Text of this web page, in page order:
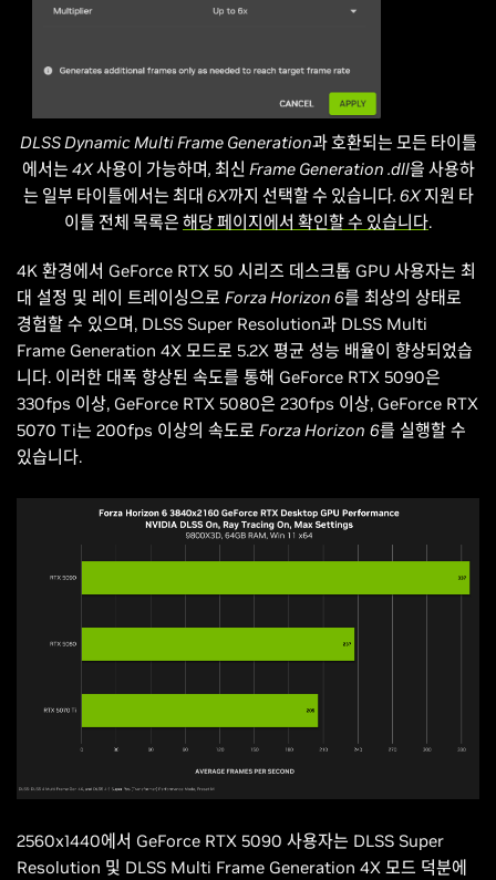
DLSS Dynamic Multi Frame Generation과 호환되는 모든 타이틀
에서는 4X 사용이 가능하며, 최신 Frame Generation .dll을 사용하
는 일부 타이틀에서는 최대 6X까지 선택할 수 있습니다. 6X 지원 타
이틀 전체 목록은 해당 페이지에서 확인할 수 있습니다.
4K 환경에서 GeForce RTX 50 시리즈 데스크톱 GPU 사용자는 최
대 설정 및 레이 트레이싱으로 Forza Horizon 6를 최상의 상태로
경험할 수 있으며, DLSS Super Resolution과 DLSS Multi
Frame Generation 4X 모드로 5.2X 평균 성능 배율이 향상되었습
니다. 이러한 대폭 향상된 속도를 통해 GeForce RTX 5090은
330fps 이상, GeForce RTX 5080은 230fps 이상, GeForce RTX
5070 Ti는 200fps 이상의 속도로 Forza Horizon 6를 실행할 수
있습니다.
2560x1440에서 GeForce RTX 5090 사용자는 DLSS Super
Resolution 및 DLSS Multi Frame Generation 4X 모드 덕분에